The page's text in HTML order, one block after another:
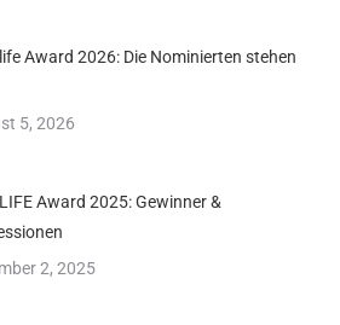
Award 2026: Die Nominierten stehen
5, 2026
Award 2025: Gewinner &
2, 2025